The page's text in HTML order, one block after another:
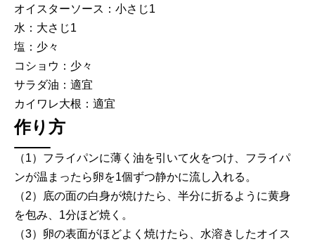
オイスターソース：小さじ1
水：大さじ1
塩：少々
コショウ：少々
サラダ油：適宜
カイワレ大根：適宜
作り方
（1）フライパンに薄く油を引いて火をつけ、フライパ
ンが温まったら卵を1個ずつ静かに流し入れる。
（2）底の面の白身が焼けたら、半分に折るように黄身
を包み、1分ほど焼く。
（3）卵の表面がほどよく焼けたら、水溶きしたオイス